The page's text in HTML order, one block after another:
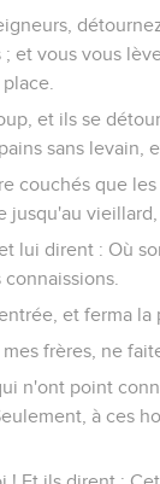
et vous vous
et ils se
sans levain,
couchés que
jusqu'au
lui dirent : Où
et ferma la
frères, ne
n'ont point
à ces